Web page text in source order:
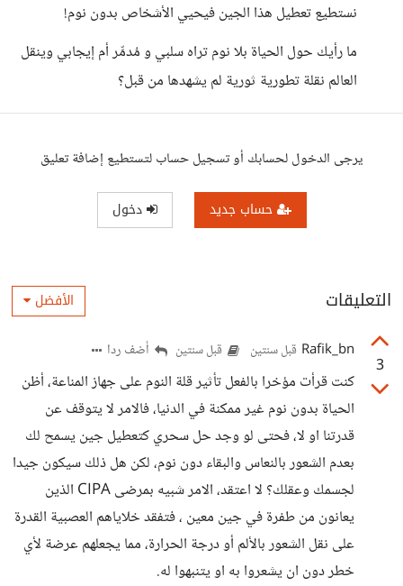
نستطيع تعطيل هذا الجين فيحيي الأشخاص بدون نوم!
ما رأيك حول الحياة بلا نوم تراه سلبي و مُدمِّر أم إيجابي وينقل
العالم نقلة تطورية ثورية لم يشهدها من قبل؟
يرجى الدخول لحسابك أو تسجيل حساب لتستطيع إضافة تعليق
حساب جديد دخول
التعليقات الأفضل
3
Rafik_bn قبل سنتين قبل سنتين أضف ردا
كنت قرأت مؤخرا بالفعل تأثير قلة النوم على جهاز المناعة، أظن
الحياة بدون نوم غير ممكنة في الدنيا، فالامر لا يتوقف عن
قدرتنا او لا، فحتى لو وجد حل سحري كتعطيل جين يسمح لك
بعدم الشعور بالنعاس والبقاء دون نوم، لكن هل ذلك سيكون جيدا
لجسمك وعقلك؟ لا اعتقد، الامر شبيه بمرضى CIPA الذين
يعانون من طفرة في جين معين ، فتفقد خلاياهم العصبية القدرة
على نقل الشعور بالألم أو درجة الحرارة، مما يجعلهم عرضة لأي
خطر دون ان يشعروا به او يتنبهوا له.